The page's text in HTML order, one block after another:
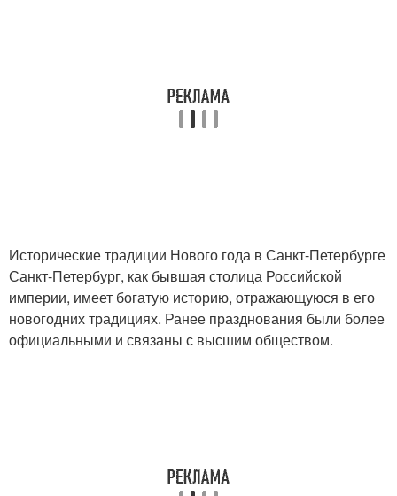
Исторические традиции Нового года в Санкт-Петербурге
Санкт-Петербург, как бывшая столица Российской
империи, имеет богатую историю, отражающуюся в его
новогодних традициях. Ранее празднования были более
официальными и связаны с высшим обществом.